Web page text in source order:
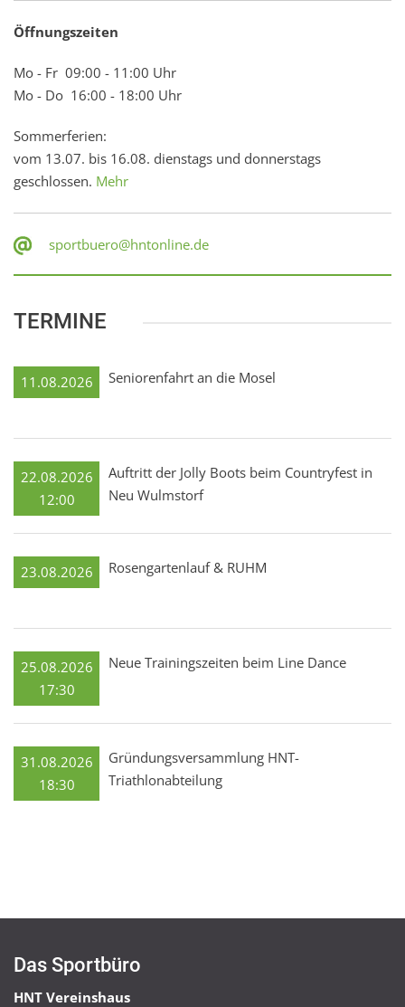
Öffnungszeiten
Mo - Fr 09:00 - 11:00 Uhr
Mo - Do 16:00 - 18:00 Uhr
Sommerferien:
vom 13.07. bis 16.08. dienstags und donnerstags
geschlossen. Mehr
sportbuero@hntonline.de
TERMINE
11.08.2026 Seniorenfahrt an die Mosel
22.08.2026
12:00
Auftritt der Jolly Boots beim Countryfest in
Neu Wulmstorf
23.08.2026 Rosengartenlauf & RUHM
25.08.2026
17:30
Neue Trainingszeiten beim Line Dance
31.08.2026
18:30
Gründungsversammlung HNT-
Triathlonabteilung
Das Sportbüro
HNT Vereinshaus